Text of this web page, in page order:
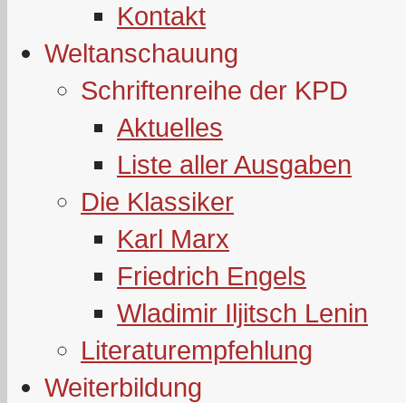
Kontakt
Weltanschauung
Schriftenreihe der KPD
Aktuelles
Liste aller Ausgaben
Die Klassiker
Karl Marx
Friedrich Engels
Wladimir Iljitsch Lenin
Literaturempfehlung
Weiterbildung